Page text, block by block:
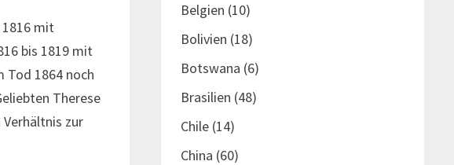
mit
bis 1819 mit
Tod 1864 noch
Therese
zur
Belgien (10)
Bolivien (18)
Botswana (6)
Brasilien (48)
Chile(14)
China (60)